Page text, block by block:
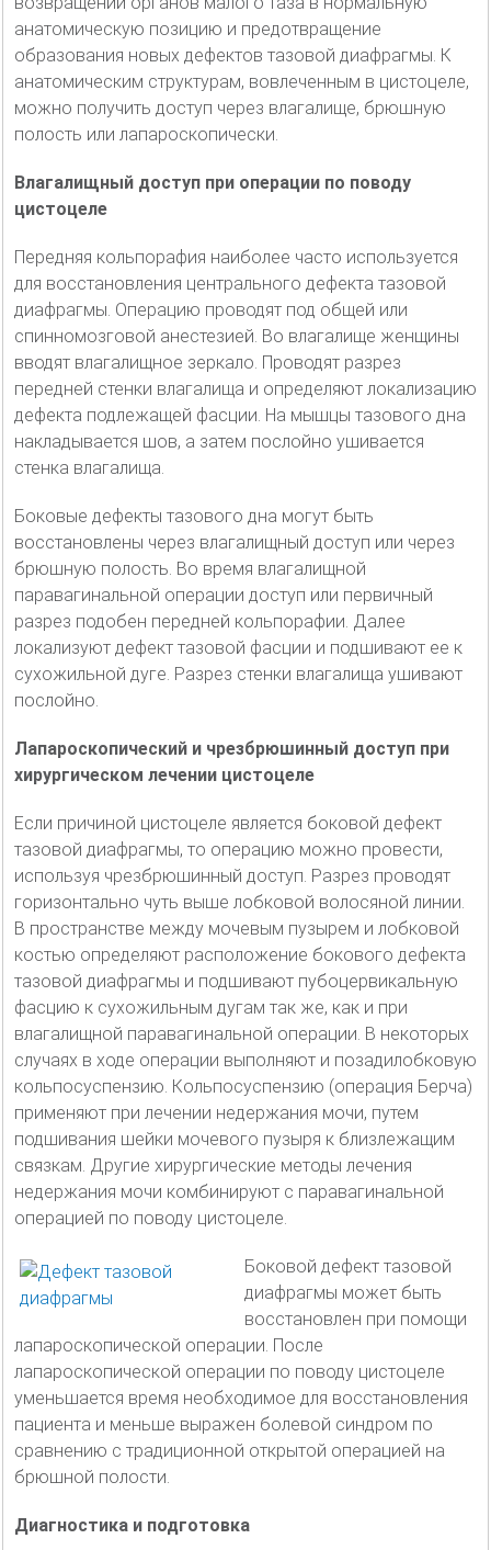
анатомическую позицию и предотвращение
образования новых дефектов тазовой диафрагмы. К
анатомическим структурам, вовлеченным в цистоцеле,
можно получить доступ через влагалище, брюшную
полость или лапароскопически.
Влагалищный доступ при операции по поводу
цистоцеле
Передняя кольпорафия наиболее часто используется
для восстановления центрального дефекта тазовой
диафрагмы. Операцию проводят под общей или
спинномозговой анестезией. Во влагалище женщины
вводят влагалищное зеркало. Проводят разрез
передней стенки влагалища и определяют локализацию
дефекта подлежащей фасции. На мышцы тазового дна
накладывается шов, а затем послойно ушивается
стенка влагалища.
Боковые дефекты тазового дна могут быть
восстановлены через влагалищный доступ или через
брюшную полость. Во время влагалищной
паравагинальной операции доступ или первичный
разрез подобен передней кольпорафии. Далее
локализуют дефект тазовой фасции и подшивают ее к
сухожильной дуге. Разрез стенки влагалища ушивают
послойно.
Лапароскопический и чрезбрюшинный доступ при
хирургическом лечении цистоцеле
Если причиной цистоцеле является боковой дефект
тазовой диафрагмы, то операцию можно провести,
используя чрезбрюшинный доступ. Разрез проводят
горизонтально чуть выше лобковой волосяной линии.
В пространстве между мочевым пузырем и лобковой
костью определяют расположение бокового дефекта
тазовой диафрагмы и подшивают пубоцервикальную
фасцию к сухожильным дугам так же, как и при
влагалищной паравагинальной операции. В некоторых
случаях в ходе операции выполняют и позадилобковую
кольпосуспензию. Кольпосуспензию (операция Берча)
применяют при лечении недержания мочи, путем
подшивания шейки мочевого пузыря к близлежащим
связкам. Другие хирургические методы лечения
недержания мочи комбинируют с паравагинальной
операцией по поводу цистоцеле.
Боковой дефект тазовой
диафрагмы может быть
восстановлен при помощи
лапароскопической операции. После
лапароскопической операции по поводу цистоцеле
уменьшается время необходимое для восстановления
пациента и меньше выражен болевой синдром по
сравнению с традиционной открытой операцией на
брюшной полости.
Диагностика и подготовка